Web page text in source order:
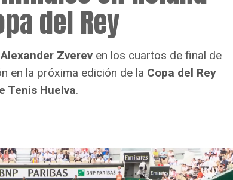
del Rey
Alexander Zverev en los cuartos de final de
en la próxima edición de la Copa del Rey
Tenis Huelva.